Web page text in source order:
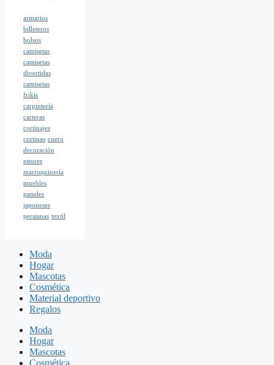
armarios
billeteros
bolsos
camisetas
camisetas
divertidas
camisetas
frikis
carpintería
carteras
cortinajes
cortinas cuero
decoración
estores
marroquinería
muebles
paneles
japoneses
persianas textil
Moda
Hogar
Mascotas
Cosmética
Material deportivo
Regalos
Moda
Hogar
Mascotas